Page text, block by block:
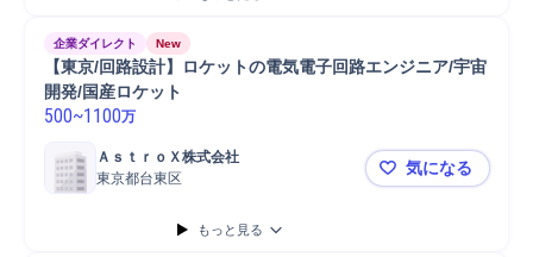
企業ダイレクト New
【東京/回路設計】ロケットの電気電子回路エンジニア/宇宙
開発/国産ロケット
500~1100万
ＡｓｔｒｏＸ株式会社
東京都台東区
【東京/回路
気になる
もっと見る